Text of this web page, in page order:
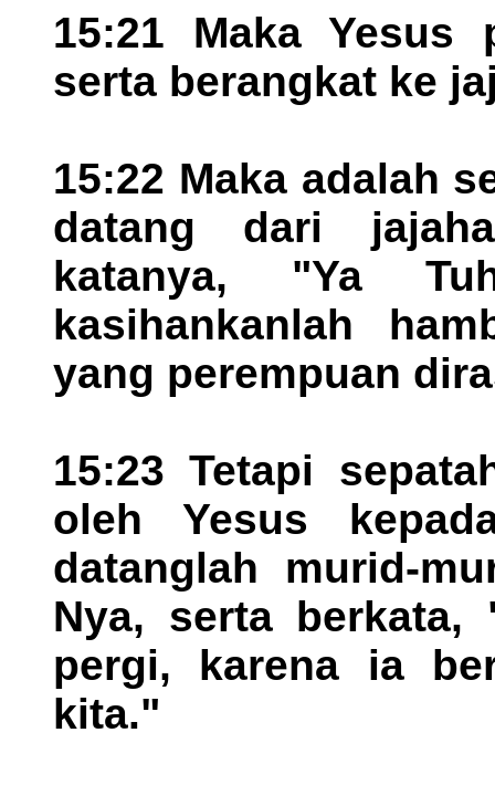
15:21 Maka Yesus
serta berangkat ke
15:22 Maka adalah
datang dari
katanya, "Ya
kasihankanlah
yang perempuan
15:23 Tetapi
oleh Yesus
datanglah murid-
Nya, serta berkata,
pergi, karena ia
kita."